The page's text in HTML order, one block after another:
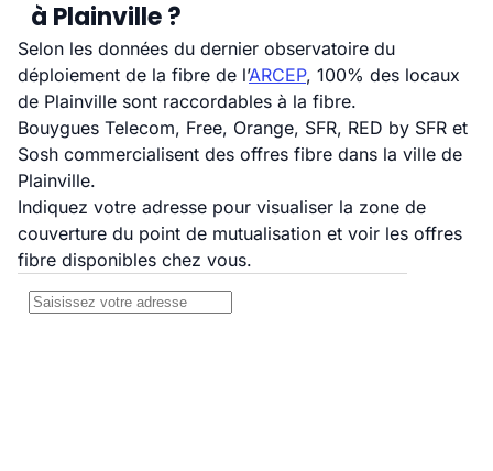
à Plainville ?
Selon les données du dernier observatoire du
déploiement de la fibre de l’ARCEP, 100% des locaux
de Plainville sont raccordables à la fibre.
Bouygues Telecom, Free, Orange, SFR, RED by SFR et
Sosh commercialisent des offres fibre dans la ville de
Plainville.
Indiquez votre adresse pour visualiser la zone de
couverture du point de mutualisation et voir les offres
fibre disponibles chez vous.